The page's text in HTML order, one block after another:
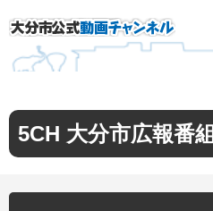
5CH 大分市広報番組